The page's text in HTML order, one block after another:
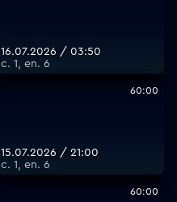
16.07.2026 / 03:50
с. 1, еп. 6
60:00
15.07.2026 / 21:00
с. 1, еп. 6
60:00